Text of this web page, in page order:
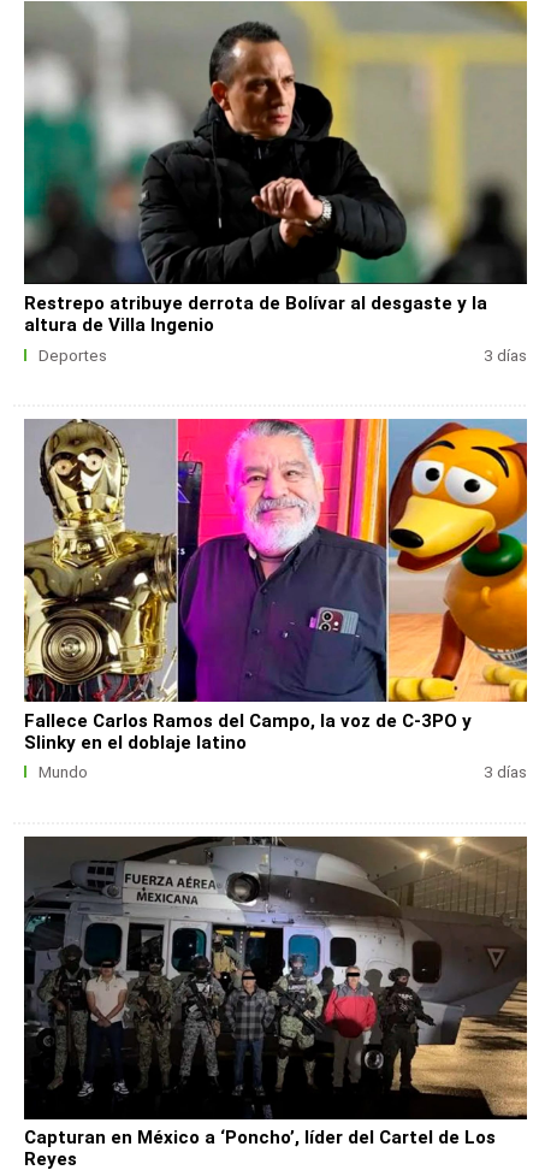
Restrepo atribuye derrota de Bolívar al desgaste y la
altura de Villa Ingenio
Deportes 3 días
Fallece Carlos Ramos del Campo, la voz de C-3PO y
Slinky en el doblaje latino
Mundo 3 días
Capturan en México a ‘Poncho’, líder del Cartel de Los
Reyes